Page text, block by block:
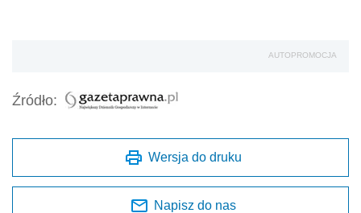
AUTOPROMOCJA
Źródło:
Wersja do druku
Napisz do nas